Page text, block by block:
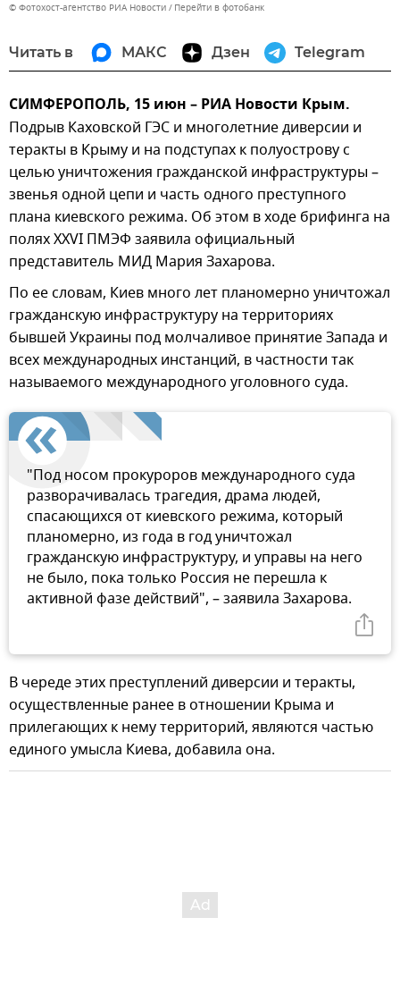
© Фотохост-агентство РИА Новости Перейти в фотобанк
Читать в МАКС Дзен Telegram
СИМФЕРОПОЛЬ, 15 июн – РИА Новости Крым.
Подрыв Каховской ГЭС и многолетние диверсии и
теракты в Крыму и на подступах к полуострову с
целью уничтожения гражданской инфраструктуры –
звенья одной цепи и часть одного преступного
плана киевского режима. Об этом в ходе брифинга на
полях XXVI ПМЭФ заявила официальный
представитель МИД Мария Захарова.
По ее словам, Киев много лет планомерно уничтожал
гражданскую инфраструктуру на территориях
бывшей Украины под молчаливое принятие Запада и
всех международных инстанций, в частности так
называемого международного уголовного суда.
"Под носом прокуроров международного суда
разворачивалась трагедия, драма людей,
спасающихся от киевского режима, который
планомерно, из года в год уничтожал
гражданскую инфраструктуру, и управы на него
не было, пока только Россия не перешла к
активной фазе действий", – заявила Захарова.
В череде этих преступлений диверсии и теракты,
осуществленные ранее в отношении Крыма и
прилегающих к нему территорий, являются частью
единого умысла Киева, добавила она.